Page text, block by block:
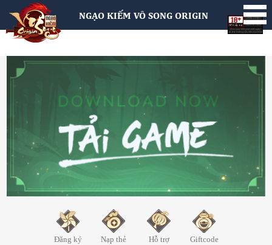
NGẠO KIẾM VÔ SONG ORIGIN
Đăng ký Nạp thẻ Hỗ trợ Giftcode